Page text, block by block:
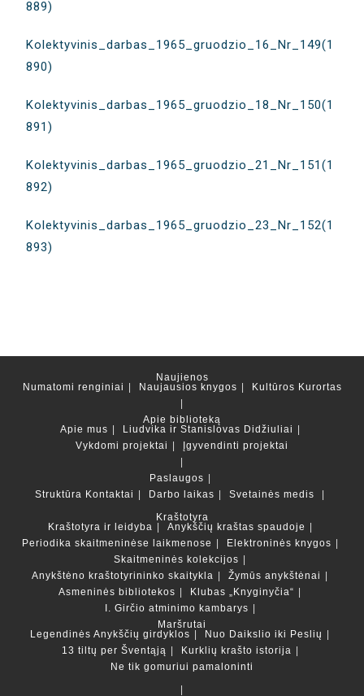
889)
Kolektyvinis_darbas_1965_gruodzio_16_Nr_149(1
890)
Kolektyvinis_darbas_1965_gruodzio_18_Nr_150(1
891)
Kolektyvinis_darbas_1965_gruodzio_21_Nr_151(1
892)
Kolektyvinis_darbas_1965_gruodzio_23_Nr_152(1
893)
Naujienos
Numatomi renginiai
Naujausios knygos Kultūros Kurortas
Apie biblioteką
Apie mus
Liudvika ir Stanislovas Didžiuliai
Vykdomi projektai
Įgyvendinti projektai
Paslaugos
Struktūra Kontaktai Darbo laikas
Svetainės medis
Kraštotyra
Kraštotyra ir leidyba
Anykščių kraštas spaudoje
Periodika skaitmeninėse laikmenose
Elektroninės knygos
Skaitmeninės kolekcijos
Anykštėno kraštotyrininko skaitykla
Žymūs anykštėnai
Asmeninės bibliotekos
Klubas „Knyginyčia“
I. Girčio atminimo kambarys
Maršrutai
Legendinės Anykščių girdyklos
Nuo Daikslio iki Peslių
13 tiltų per Šventąją
Kurklių krašto istorija
Ne tik gomuriui pamaloninti